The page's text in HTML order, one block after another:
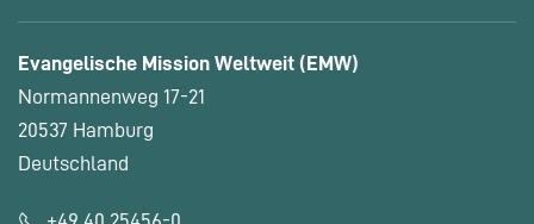
Evangelische Mission Weltweit (EMW)
Normannenweg 17-21
20537 Hamburg
Deutschland